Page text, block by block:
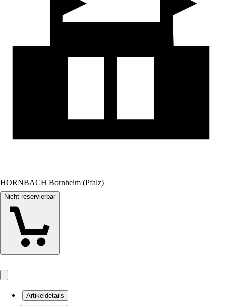
HORNBACH Bornheim (Pfalz)
Nicht reservierbar
Artikeldetails